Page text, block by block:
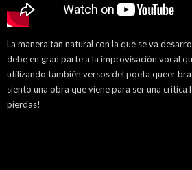
La manera tan natural con la que se va
debe en gran parte a la improvisación vocal
utilizando también versos del poeta queer
siento una obra que viene para ser una crítica
pierdas!